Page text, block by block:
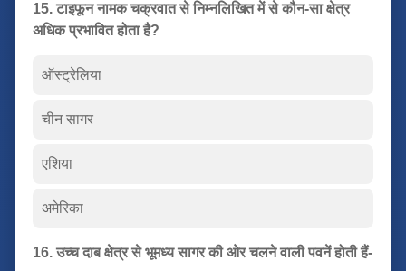
15. टाइफून नामक चक्रवात से निम्नलिखित में से कौन-सा क्षेत्र
अधिक प्रभावित होता है?
ऑस्ट्रेलिया
चीन सागर
एशिया
अमेरिका
16. उच्च दाब क्षेत्र से भूमध्य सागर की ओर चलने वाली पवनें होती हैं-